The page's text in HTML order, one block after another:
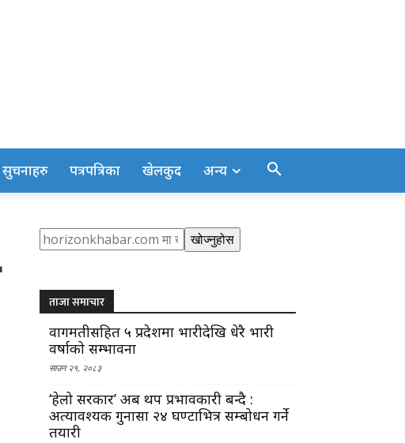
सुचनाहरु पत्रपत्रिका खेलकुद अन्य
Search खोज्नुहोस
ताजा समाचार
वागमतीसहित ५ प्रदेशमा भारीदेखि धेरै भारी
वर्षाको सम्भावना
साउन २१, २०८३
‘हेलो सरकार’ अब थप प्रभावकारी बन्दै :
अत्यावश्यक गुनासा २४ घण्टाभित्र सम्बोधन गर्ने
तयारी